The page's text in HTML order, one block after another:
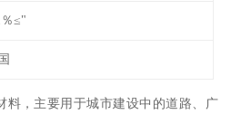
≤"
料，主要用于城市建设中的道路、广